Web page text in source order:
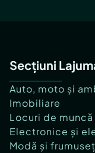
Secțiuni
Auto, moto și
Imobiliare
Locuri de muncă
Electronice și
Modă și